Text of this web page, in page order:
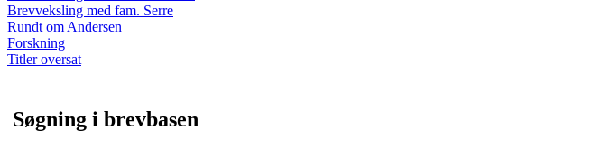
Brevveksling med fam. Serre
Rundt om Andersen
Forskning
Titler oversat
Søgning i brevbasen